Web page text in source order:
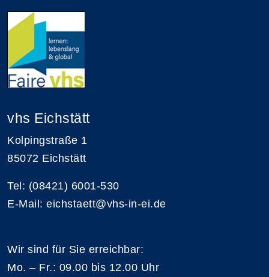
vhs Eichstätt
Kolpingstraße 1
85072 Eichstätt
Tel: (08421) 6001-530
E-Mail: eichstaett@vhs-in-ei.de
Wir sind für Sie erreichbar:
Mo. – Fr.: 09.00 bis 12.00 Uhr